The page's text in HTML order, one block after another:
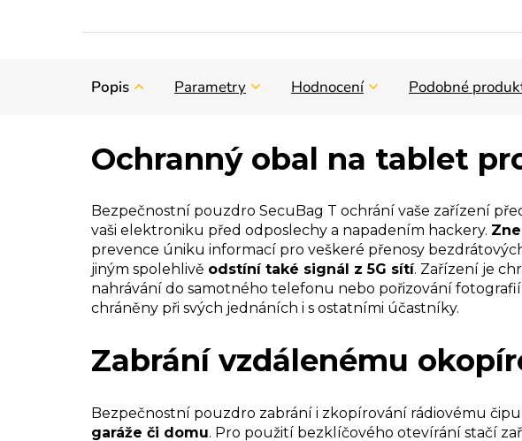
Popis Parametry Hodnocení Podobné
Ochranný obal na tablet
Bezpečnostní pouzdro SecuBag T ochrání vaše zařízení
vaši elektroniku před odposlechy a napadením hackery.
prevence úniku informací pro veškeré přenosy
jiným spolehlivě odstíní také signál z 5G sítí. Zařízení je
nahrávání do samotného telefonu nebo pořizování
chráněny při svých jednáních i s ostatními účastníky.
Zabrání vzdálenému
Bezpečnostní pouzdro zabrání i zkopírování rádiovému
garáže či domu. Pro použití bezklíčového otevírání stačí